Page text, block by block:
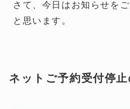
さて、今日はお知らせを
と思います。
ネットご予約受付停